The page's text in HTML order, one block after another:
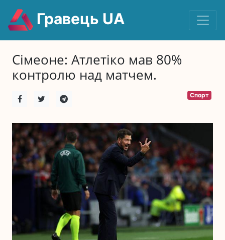
Гравець UA
Сімеоне: Атлетіко мав 80%
контролю над матчем.
Спорт